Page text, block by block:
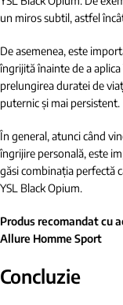
un miros subtil, astfel
De asemenea, este
îngrijită înainte de a
prelungirea duratei de
puternic și mai persistent.
În general, atunci când
îngrijire personală, este
găsi combinația perfectă
YSL Black Opium.
Produs recomandat cu
Allure Homme Sport
Concluzie